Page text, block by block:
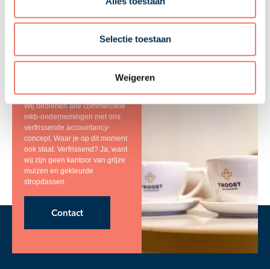
Selectie toestaan
Weigeren
kennis maken?
Wij bedienen alle commerciële
mkb-ondernemingen met ons
verfrissende accountancy-
concept. Waar je op dit moment
ook staat. Verfrissend? Ja, want
wij zijn geen kantoor van grijze
muizen en gekleurde
stropdassen.
Contact